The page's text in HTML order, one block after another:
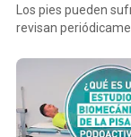
Los pies pueden
revisan